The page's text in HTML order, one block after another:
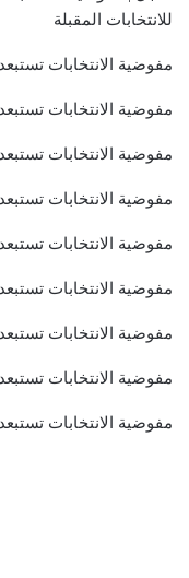
للانتخابات المقبلة
مفوضية الانتخابات
مفوضية الانتخابات
مفوضية الانتخابات
مفوضية الانتخابات
مفوضية الانتخابات
مفوضية الانتخابات
مفوضية الانتخابات
مفوضية الانتخابات
مفوضية الانتخابات